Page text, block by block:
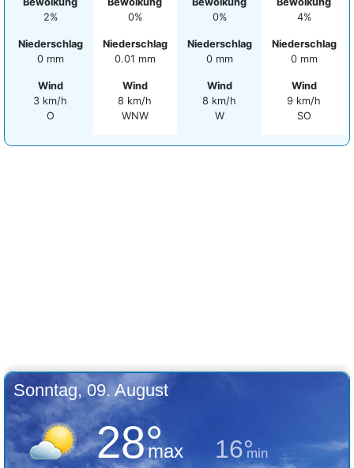
2%
Niederschlag
0 mm
Wind
3 km/h
O
0%
Niederschlag
0.01 mm
Wind
8 km/h
WNW
0%
Niederschlag
0 mm
Wind
8 km/h
W
4%
Niederschlag
0 mm
Wind
9 km/h
SO
Sonntag, 09. August
28°
max 16°
min